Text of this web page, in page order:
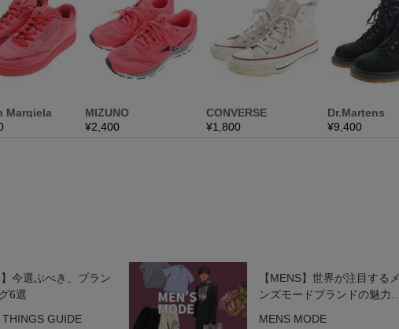
】今選ぶべき、ブラン
6選
GUIDE
【MENS】世界が注目するメ
ンズモードブランドの魅力を
MENS MODE